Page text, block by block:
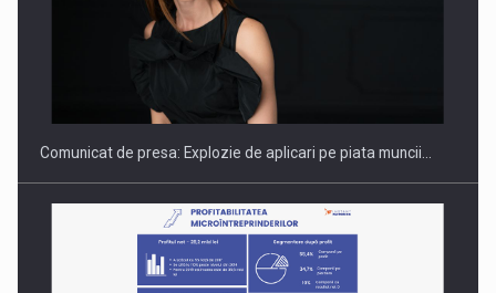
Hard Enduro Piatra Craiului 2026, fueled by benzinariile RO…
Comunicat de presa: Explozie de aplicari pe piata muncii…